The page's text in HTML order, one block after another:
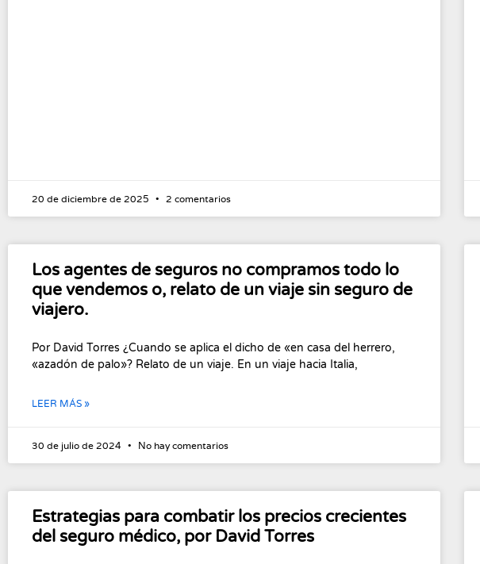
20 de diciembre de 2025 2 comentarios
Los agentes de seguros no compramos todo lo
que vendemos o, relato de un viaje sin seguro de
viajero.
Por David Torres ¿Cuando se aplica el dicho de «en casa del herrero,
«azadón de palo»? Relato de un viaje. En un viaje hacia Italia,
LEER MÁS »
30 de julio de 2024 No hay comentarios
Estrategias para combatir los precios crecientes
del seguro médico, por David Torres